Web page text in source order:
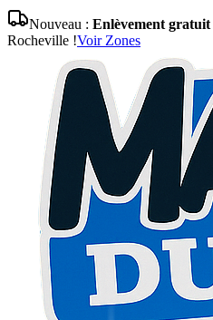
Nouveau : Enlèvement gratuit
Rocheville !Voir Zones